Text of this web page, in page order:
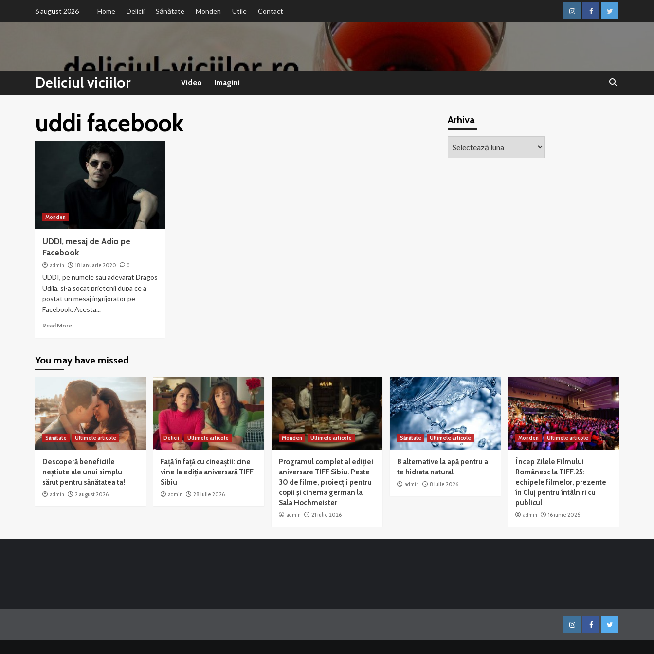
InstagramFacebookTwitter
6 august 2026 Home Delicii Sănătate Monden Utile Contact
Deliciul viciilor Video Imagini
uddi facebook
Monden
UDDI, mesaj de Adio pe
Facebook
admin 18 ianuarie 2020 0
UDDI, pe numele sau adevarat Dragos
Udila, si-a socat prietenii dupa ce a
postat un mesaj ingrijorator pe
Facebook. Acesta...
Read More
Arhiva
You may have missed
Sănătate Ultimele articole
Descoperă beneficiile
neștiute ale unui simplu
sărut pentru sănătatea ta!
admin 2 august 2026
Delicii Ultimele articole
Față în față cu cineaștii: cine
vine la ediția aniversară TIFF
Sibiu
admin 28 iulie 2026
Monden Ultimele articole
Programul complet al ediției
aniversare TIFF Sibiu. Peste
30 de filme, proiecții pentru
copii și cinema german la
Sala Hochmeister
admin 21 iulie 2026
Sănătate Ultimele articole
8 alternative la apă pentru a
te hidrata natural
admin 8 iulie 2026
Monden Ultimele articole
Încep Zilele Filmului
Românesc la TIFF.25:
echipele filmelor, prezente
în Cluj pentru întâlniri cu
publicul
admin 16 iunie 2026
InstagramFacebookTwitter